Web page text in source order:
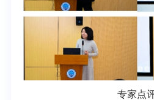
专家点